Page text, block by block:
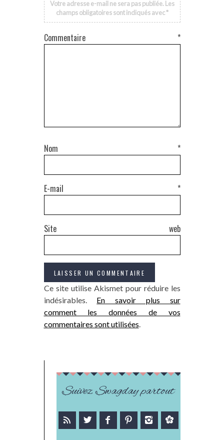
Votre adresse e-mail ne sera pas publiée. Les
champs obligatoires sont indiqués avec*
Commentaire *
Nom *
E-mail *
Site web
Ce site utilise Akismet pour réduire les
indésirables. En savoir plus sur
comment les données de vos
commentaires sont utilisées.
Suivez Swagday partout